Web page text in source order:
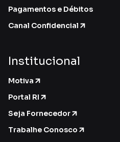
Pagamentos e Débitos
Canal Confidencial
Institucional
Motiva
Portal RI
Seja Fornecedor
Trabalhe Conosco